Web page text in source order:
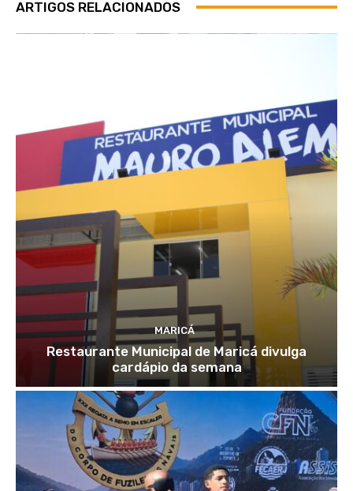
ARTIGOS RELACIONADOS
MARICÁ
Restaurante Municipal de Maricá divulga
cardápio da semana